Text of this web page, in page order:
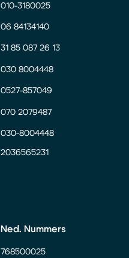
010-3180025
06 84134140
31 85 087 26 13
030 8004448
0527-857049
070 2079487
030-8004448
2036565231
Ned. Nummers
768500025